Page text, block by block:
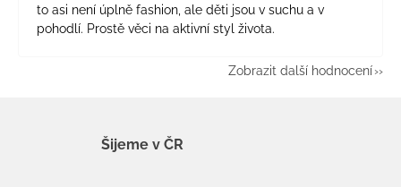
to asi není úplně fashion, ale děti jsou v suchu a v
pohodlí. Prostě věci na aktivní styl života.
Zobrazit další hodnocení
Šijeme v ČR